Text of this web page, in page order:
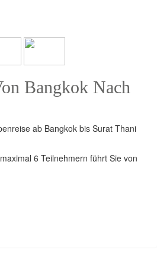
Bangkok Nach
ab Bangkok bis Surat Thani
6 Teilnehmern führt Sie von